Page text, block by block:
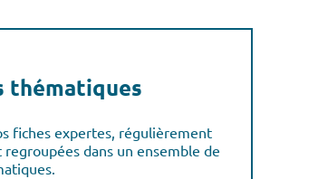
thématiques
fiches expertes, régulièrement
regroupées dans un ensemble de